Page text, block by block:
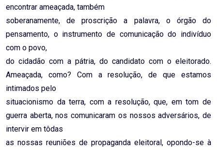
encontrar ameaçada, também
soberanamente, de proscrição a palavra, o órgão do
pensamento, o instrumento de comunicação do indivíduo
com o povo,
do cidadão com a pátria, do candidato com o eleitorado.
Ameaçada, como? Com a resolução, de que estamos
intimados pelo
situacionismo da terra, com a resolução, que, em tom de
guerra aberta, nos comunicaram os nossos adversários, de
intervir em tôdas
as nossas reuniões de propaganda eleitoral, opondo-se à